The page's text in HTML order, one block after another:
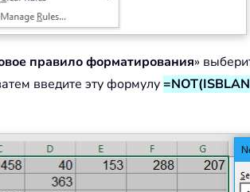
правило форматирования»
введите эту формулу